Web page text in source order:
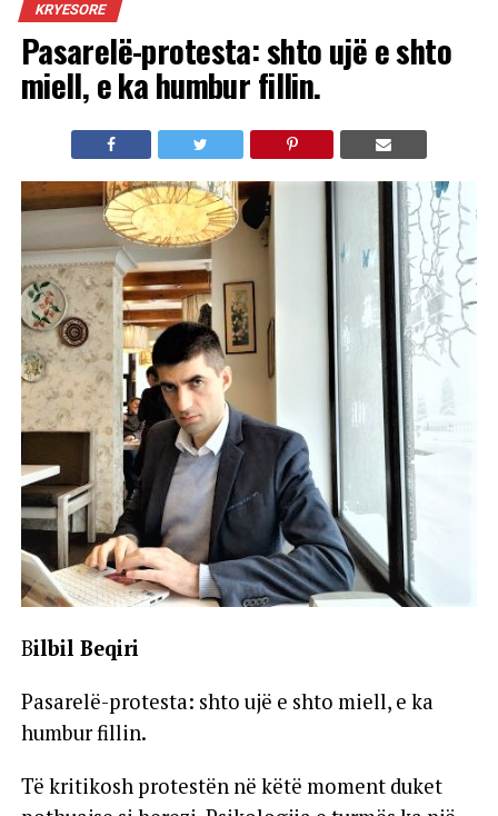
KRYESORE
Pasarelë-protesta: shto ujë e shto
miell, e ka humbur fillin.
Bilbil Beqiri
Pasarelë-protesta: shto ujë e shto miell, e ka
humbur fillin.
Të kritikosh protestën në këtë moment duket